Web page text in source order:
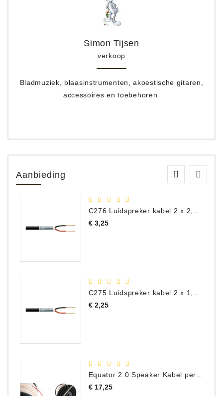
Simon Tijsen
verkoop
Bladmuziek, blaasinstrumenten, akoestische gitaren,
accessoires en toebehoren.
Aanbieding
C276 Luidspreker kabel 2 x 2,50 mm² (per meter)
€ 3,25Prijs
€ 2,25Prijs
€ 17,25Prijs